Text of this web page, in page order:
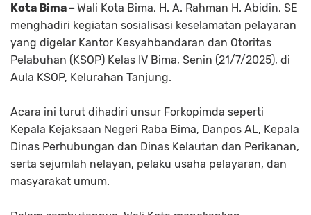
Kota Bima –Wali Kota Bima, H. A. Rahman H. Abidin, SE
menghadiri kegiatan sosialisasi keselamatan pelayaran
yang digelar Kantor Kesyahbandaran dan Otoritas
Pelabuhan (KSOP) Kelas IV Bima, Senin (21/7/2025), di
Aula KSOP, Kelurahan Tanjung.
Acara ini turut dihadiri unsur Forkopimda seperti
Kepala Kejaksaan Negeri Raba Bima, Danpos AL, Kepala
Dinas Perhubungan dan Dinas Kelautan dan Perikanan,
serta sejumlah nelayan, pelaku usaha pelayaran, dan
masyarakat umum.